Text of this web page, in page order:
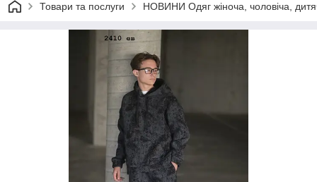
Товари та послуги НОВИНИ Одяг жіноча, чоловіча,